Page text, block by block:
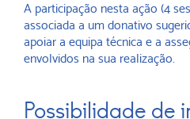
A participação nesta ação (4
associada a um donativo
apoiar a equipa técnica e a
envolvidos na sua realização.
Possibilidade de